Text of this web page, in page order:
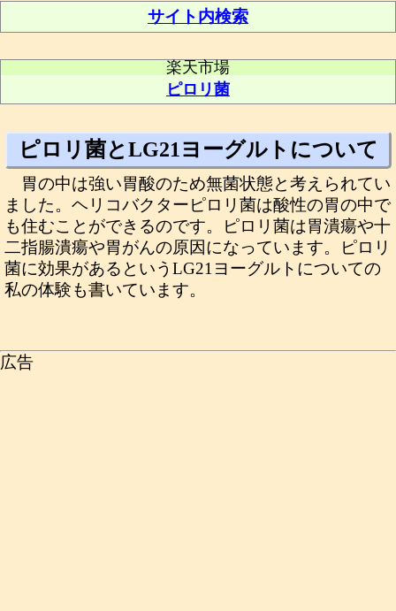
サイト内検索
楽天市場
ピロリ菌
ピロリ菌とLG21ヨーグルトについて
胃の中は強い胃酸のため無菌状態と考えられてい
ました。ヘリコバクターピロリ菌は酸性の胃の中で
も住むことができるのです。ピロリ菌は胃潰瘍や十
二指腸潰瘍や胃がんの原因になっています。ピロリ
菌に効果があるというLG21ヨーグルトについての
私の体験も書いています。
広告